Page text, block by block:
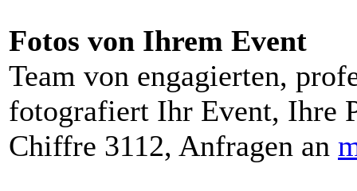
Fotos von Ihrem Event
Team von engagierten,
fotografiert Ihr Event, Ihre
Chiffre 3112, Anfragen an